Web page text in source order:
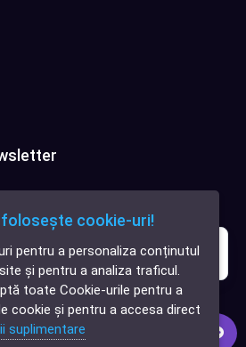
✕
Cauți o aplicație
software?
îți face griji.
pentru compania mea IT
software
cookie-uri!
pentru a personaliza conținutul
și pentru a analiza traficul.
toate Cookie-urile pentru a
cookie și pentru a accesa direct
suplimentare